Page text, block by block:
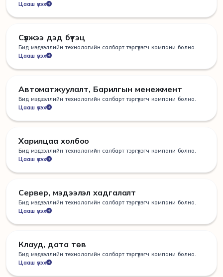
Цааш үзэх
Сүлжээ дэд бүтэц
Бид мэдээллийн технологийн салбарт тэргүүлэгч компани болно.
Цааш үзэх
Автоматжуулалт, Барилгын менежмент
Бид мэдээллийн технологийн салбарт тэргүүлэгч компани болно.
Цааш үзэх
Харилцаа холбоо
Бид мэдээллийн технологийн салбарт тэргүүлэгч компани болно.
Цааш үзэх
Сервер, мэдээлэл хадгалалт
Бид мэдээллийн технологийн салбарт тэргүүлэгч компани болно.
Цааш үзэх
Клауд, дата төв
Бид мэдээллийн технологийн салбарт тэргүүлэгч компани болно.
Цааш үзэх